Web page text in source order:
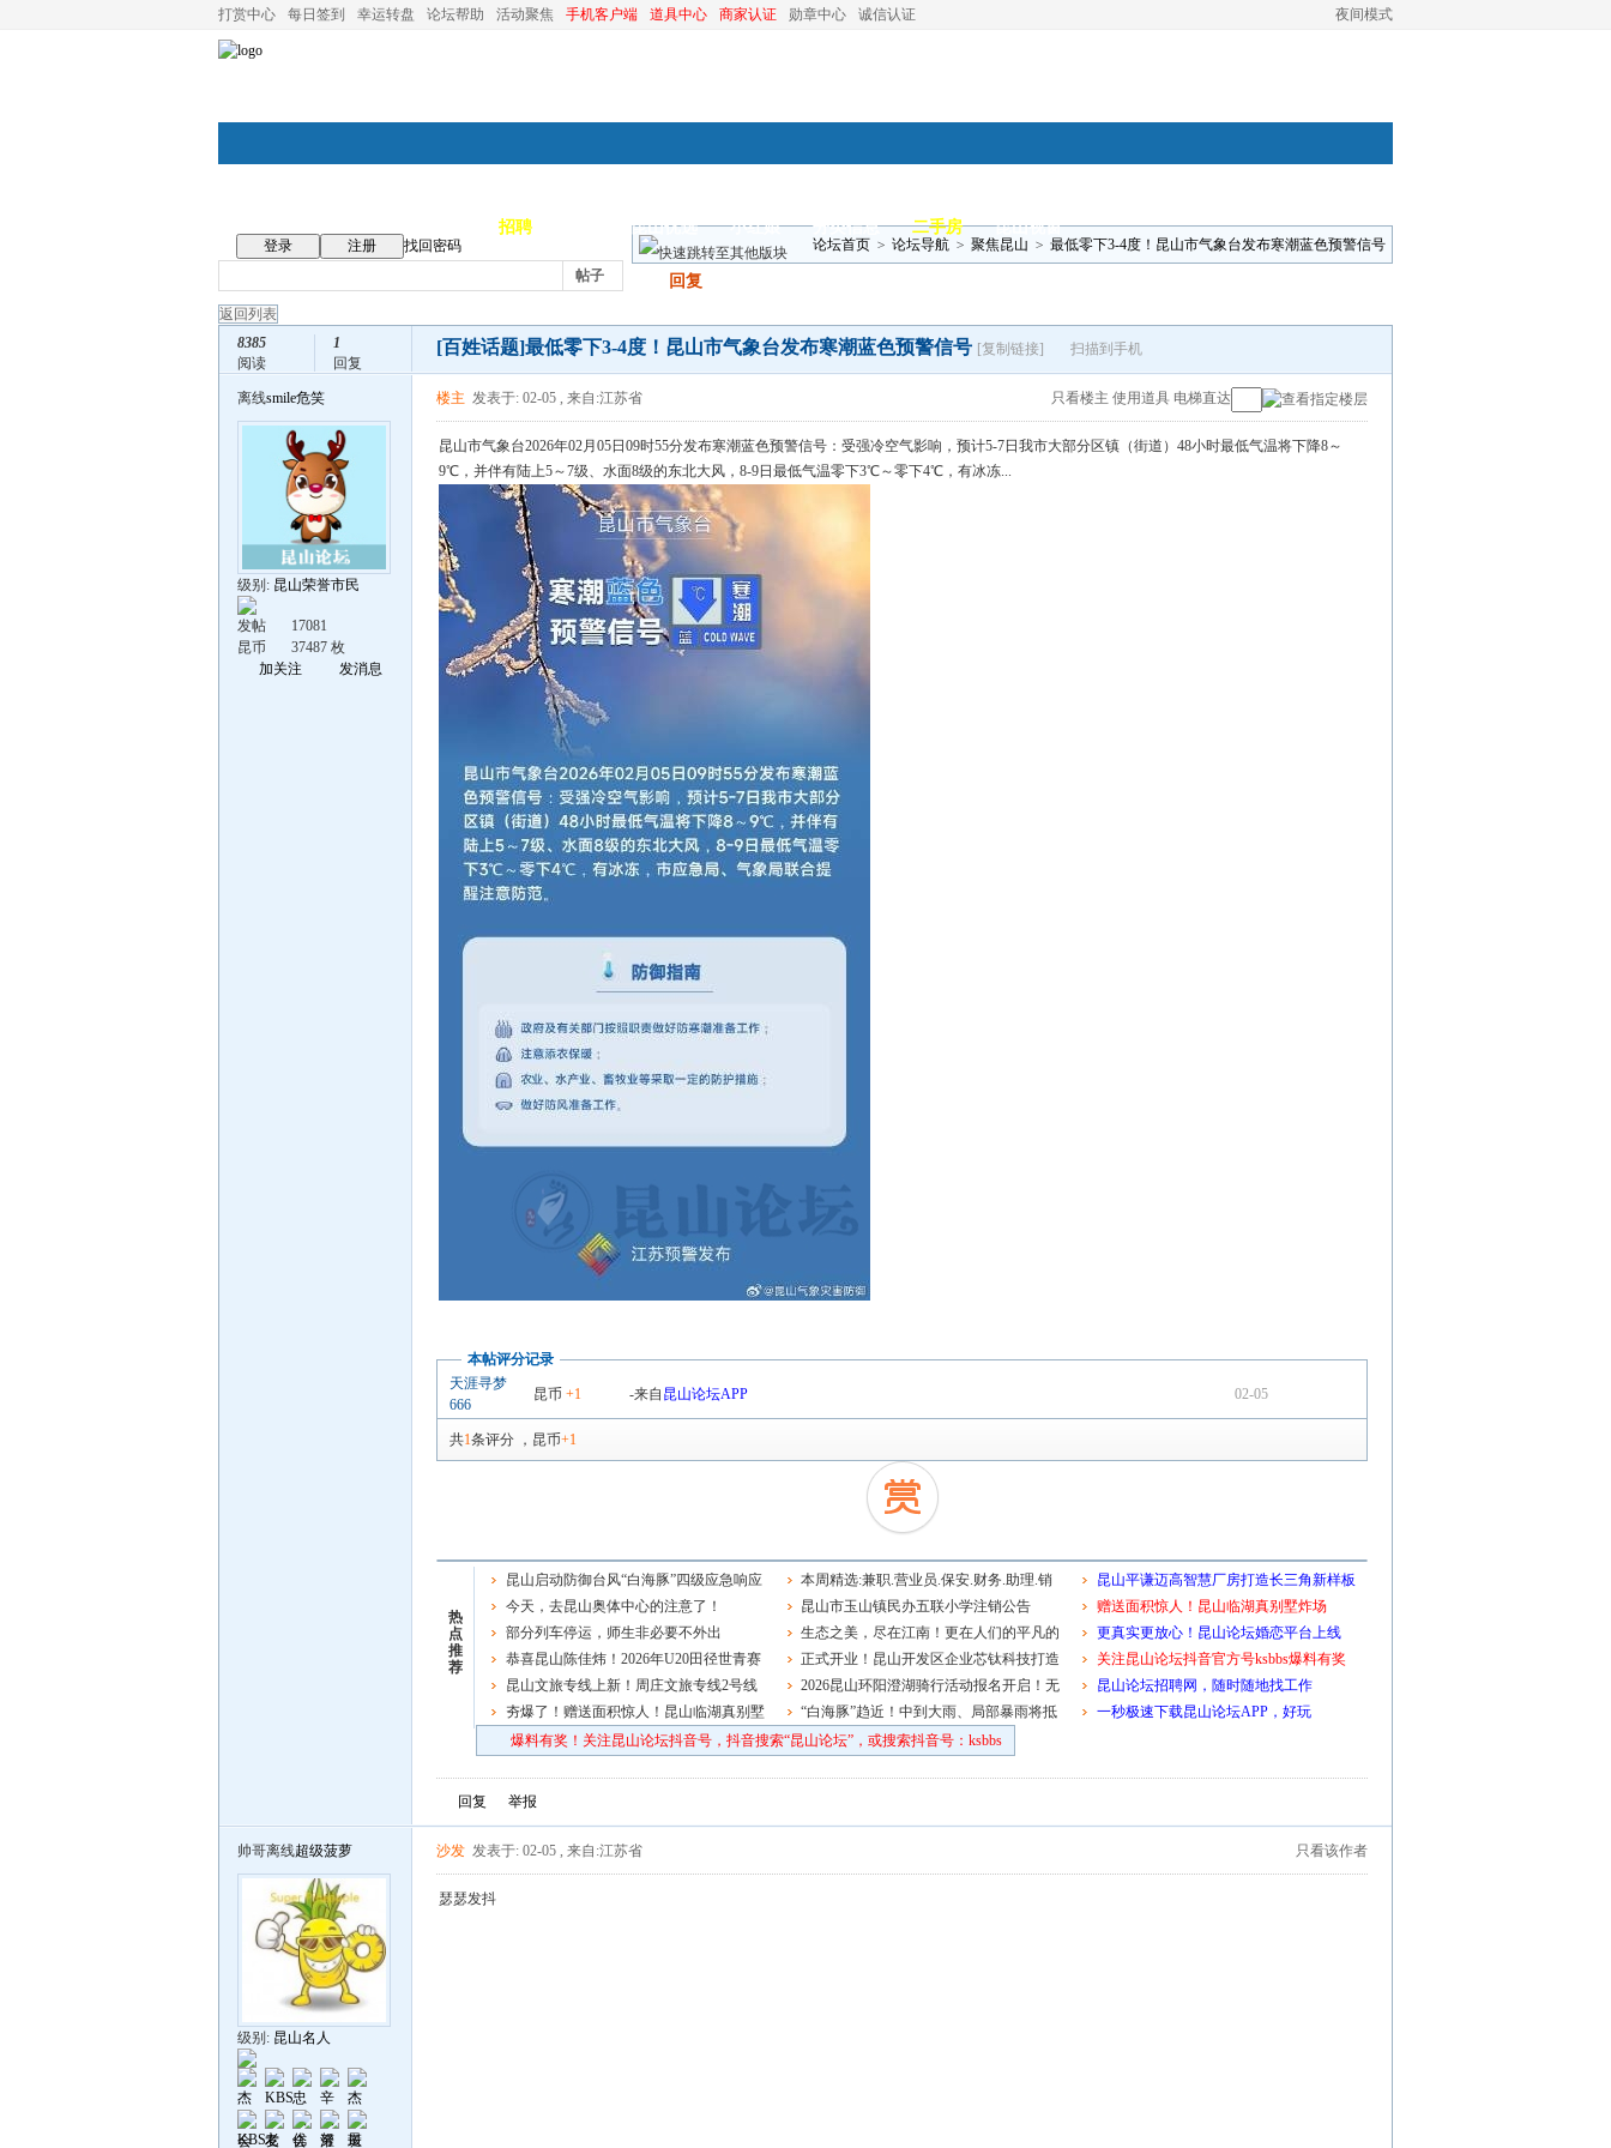
夜间模式
打赏中心 每日签到 幸运转盘 论坛帮助 活动聚焦 手机客户端 道具中心 商家认证 勋章中心 诚信认证
招聘 昆山优选 小红娘 分类信息 二手房 昆山视窗
登录 注册
找回密码
帖子
论坛首页 > 论坛导航 > 聚焦昆山 > 最低零下3-4度！昆山市气象台发布寒潮蓝色预警信号
回复
返回列表
8385
阅读
1
回复
[百姓话题]最低零下3-4度！昆山市气象台发布寒潮蓝色预警信号 [复制链接] 扫描到手机
离线smile危笑
级别: 昆山荣誉市民
发帖
17081
昆币
37487 枚
加关注
发消息
只看楼主 使用道具 电梯直达
楼主 发表于: 02-05 , 来自:江苏省
昆山市气象台2026年02月05日09时55分发布寒潮蓝色预警信号：受强冷空气影响，预计5-7日我市大部分区镇（街道）48小时最低气温将下降8～
9℃，并伴有陆上5～7级、水面8级的东北大风，8-9日最低气温零下3℃～零下4℃，有冰冻...
本帖评分记录
天涯寻梦
666
昆币 +1 -来自 昆山论坛APP 02-05
共1条评分 ， 昆币+1
热
点
推
荐
昆山启动防御台风“白海豚”四级应急响应
今天，去昆山奥体中心的注意了！
部分列车停运，师生非必要不外出
恭喜昆山陈佳炜！2026年U20田径世青赛
男子链球决赛夺冠
昆山文旅专线上新！周庄文旅专线2号线
正式开通运营
夯爆了！赠送面积惊人！昆山临湖真别墅
炸场
本周精选:兼职.营业员.保安.财务.助理.销
售.品管主管.钳工.学徒.电工.前台.老师~
昆山市玉山镇民办五联小学注销公告
生态之美，尽在江南！更在人们的平凡的
日常中
正式开业！昆山开发区企业芯钛科技打造
国内首个全链条国产化车规测试线
2026昆山环阳澄湖骑行活动报名开启！无
车日，趣骑行！
“白海豚”趋近！中到大雨、局部暴雨将抵
昆山
昆山平谦迈高智慧厂房打造长三角新样板
赠送面积惊人！昆山临湖真别墅炸场
更真实更放心！昆山论坛婚恋平台上线
关注昆山论坛抖音官方号ksbbs爆料有奖
昆山论坛招聘网，随时随地找工作
一秒极速下载昆山论坛APP，好玩
爆料有奖！关注昆山论坛抖音号，抖音搜索“昆山论坛”，或搜索抖音号：ksbbs
回复 举报
帅哥离线超级菠萝
级别: 昆山名人
只看该作者
沙发 发表于: 02-05 , 来自:江苏省
瑟瑟发抖